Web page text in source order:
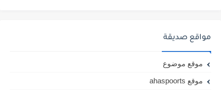
مواقع صديقة
موقع موضوع
موقع ahaspoorts